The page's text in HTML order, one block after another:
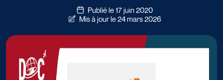
Publié le 17 juin 2020
Mis à jour le 24 mars 2026